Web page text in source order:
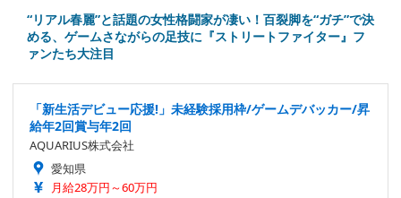
“リアル春麗”と話題の女性格闘家が凄い！百裂脚を“ガチ”で決
める、ゲームさながらの足技に『ストリートファイター』フ
ァンたち大注目
「新生活デビュー応援!」未経験採用枠/ゲームデバッカー/昇
給年2回賞与年2回
AQUARIUS株式会社
愛知県
月給28万円～60万円